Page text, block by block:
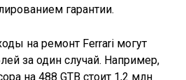
гарантии.
на ремонт Ferrari могут
за один случай. Например,
на 488 GTB стоит 1,2 млн